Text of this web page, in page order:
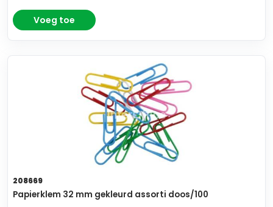
Voeg toe
208669
Papierklem 32 mm gekleurd assorti doos/100